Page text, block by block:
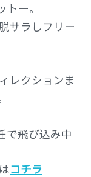
ー。
サラしフリー
レクションま
で飛び込み中
コチラ